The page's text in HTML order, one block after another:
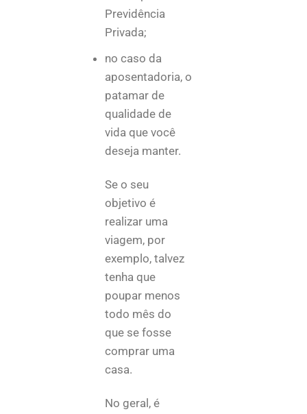
Previdência
Privada;
no caso da
aposentadoria, o
patamar de
qualidade de
vida que você
deseja manter.
Se o seu
objetivo é
realizar uma
viagem, por
exemplo, talvez
tenha que
poupar menos
todo mês do
que se fosse
comprar uma
casa.
No geral, é